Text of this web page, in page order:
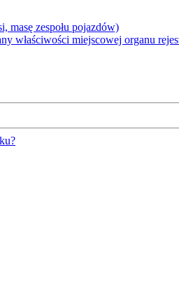
masę zespołu pojazdów)
właściwości miejscowej organu